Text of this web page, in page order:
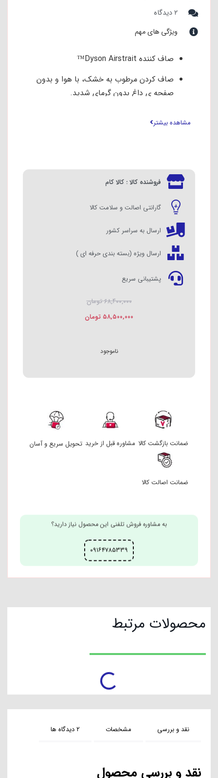
۲ دیدگاه
ویژگی های مهم
صاف کننده Dyson Airstrait™
صاف کردن مرطوب به خشک، با هوا و بدون
صفحه ی داغ بدون گرمای شدید.
و تراز می کند.
راحتی بدون سازش
مشاهده بیشتر
فروشنده کالا : کالا کام
گارانتی اصالت و سلامت کالا
ارسال به سراسر کشور
ارسال ویژه (بسته بندی حرفه ای )
پشتیبانی سریع
۶۸,۴۰۰,۰۰۰تومان
۵۸,۵۰۰,۰۰۰ تومان
ناموجود
ضمانت بازگشت کالا مشاوره قبل از خرید تحویل سریع و آسان
ضمانت اصالت کالا
به مشاوره فروش تلفنی این محصول نیاز دارید؟
۰۹۱۶۴۷۸۵۳۳۹
محصولات مرتبط
تخفیف